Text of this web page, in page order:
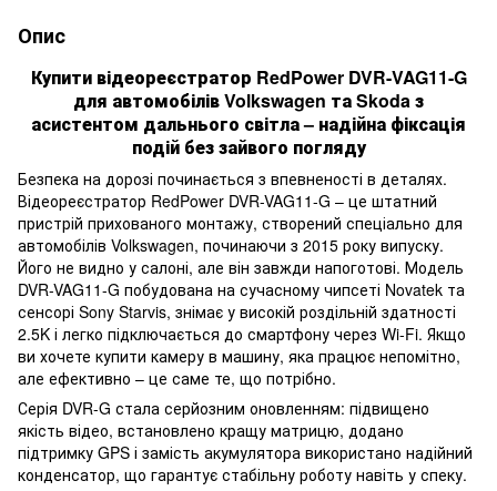
Опис
Купити відеореєстратор RedPower DVR-VAG11-G
для автомобілів Volkswagen та Skoda з
асистентом дальнього світла – надійна фіксація
подій без зайвого погляду
Безпека на дорозі починається з впевненості в деталях.
Відеореєстратор RedPower DVR-VAG11-G – це штатний
пристрій прихованого монтажу, створений спеціально для
автомобілів Volkswagen, починаючи з 2015 року випуску.
Його не видно у салоні, але він завжди напоготові. Модель
DVR-VAG11-G побудована на сучасному чипсеті Novatek та
сенсорі Sony Starvis, знімає у високій роздільній здатності
2.5K і легко підключається до смартфону через Wi-Fi. Якщо
ви хочете купити камеру в машину, яка працює непомітно,
але ефективно – це саме те, що потрібно.
Серія DVR-G стала серйозним оновленням: підвищено
якість відео, встановлено кращу матрицю, додано
підтримку GPS і замість акумулятора використано надійний
конденсатор, що гарантує стабільну роботу навіть у спеку.